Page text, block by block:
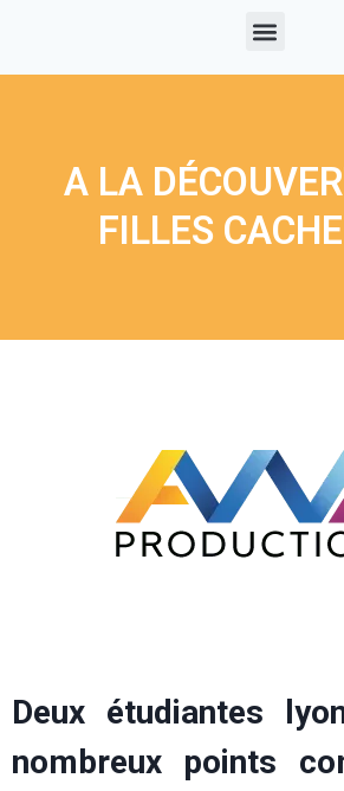
A LA
FILLES
Deux étudiantes
nombreux points